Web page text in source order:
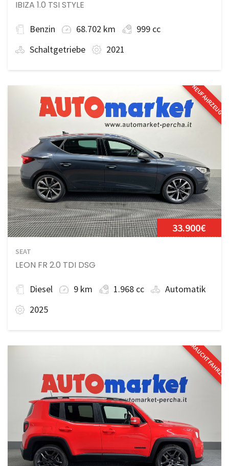
IBIZA 1.0 TSI STYLE
Benzin 68.702 km
999 cc
Schaltgetriebe
2021
NEUFAHRZEUG
33.900€
SEAT
LEON FR 2.0 TDI DSG
Diesel 9 km 1.968 cc
Automatik
2025